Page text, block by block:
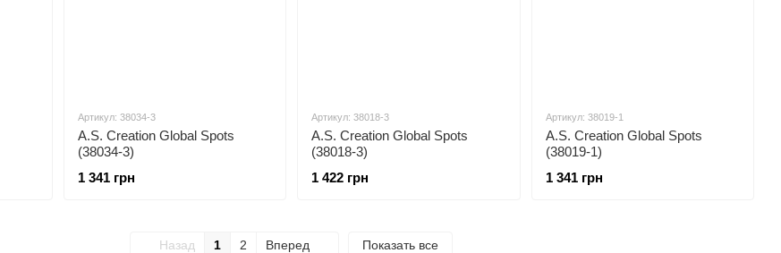
Артикул: 38034-3
A.S. Creation Global Spots
(38034-3)
1 341 грн
Артикул: 38018-3
A.S. Creation Global Spots
(38018-3)
1 422 грн
Артикул: 38019-1
A.S. Creation Global Spots
(38019-1)
1 341 грн
Назад 1 2 Вперед Показать все